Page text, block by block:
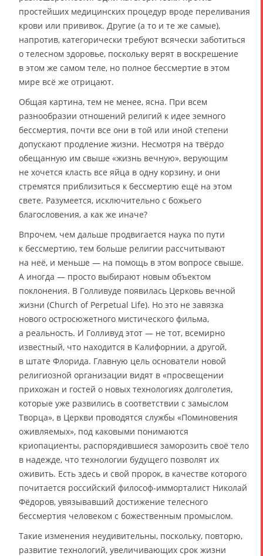
простейших медицинских процедур вроде переливания
крови или прививок. Другие (а то и те же самые),
напротив, категорически требуют всячески заботиться
о телесном здоровье, поскольку верят в воскрешение
в этом же самом теле, но полное бессмертие в этом
мире всё же отрицают.
Общая картина, тем не менее, ясна. При всем
разнообразии отношений религий к идее земного
бессмертия, почти все они в той или иной степени
допускают продление жизни. Несмотря на твёрдо
обещанную им свыше «жизнь вечную», верующим
не хочется класть все яйца в одну корзину, и они
стремятся приблизиться к бессмертию ещё на этом
свете. Разумеется, исключительно с божьего
благословения, а как же иначе?
Впрочем, чем дальше продвигается наука по пути
к бессмертию, тем больше религии рассчитывают
на неё, и меньше — на помощь в этом вопросе свыше.
А иногда — просто выбирают новым объектом
поклонения. В Голливуде появилась Церковь вечной
жизни (Church of Perpetual Life). Но это не завязка
нового остросюжетного мистического фильма,
а реальность. И Голливуд этот — не тот, всемирно
известный, что находится в Калифорнии, а другой,
в штате Флорида. Главную цель основатели новой
религиозной организации видят в «просвещении
прихожан и гостей о новых технологиях долголетия,
которые уже развились в соответствии с замыслом
Творца», в Церкви проводятся службы «Поминовения
оживляемых», под каковыми понимаются
криопациенты, распорядившиеся заморозить своё тело
в надежде, что технологии будущего позволят их
оживить. Есть здесь и свой пророк, в качестве которого
почитается российский философ-имморталист Николай
Фёдоров, увязывавший достижение телесного
бессмертия человеком с божественным промыслом.
Такие изменения неудивительны, поскольку, повторю,
развитие технологий, увеличивающих срок жизни